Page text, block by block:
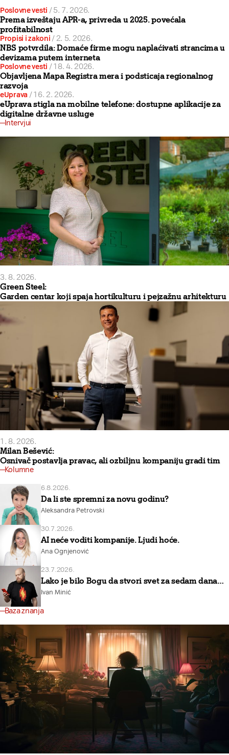
Poslovne vesti /5. 7. 2026.
Prema izveštaju APR-a, privreda u 2025. povećala
profitabilnost
Propisi i zakoni / 2. 5. 2026.
NBS potvrdila: Domaće firme mogu naplaćivati strancima u
devizama putem interneta
Poslovne vesti /18. 4. 2026.
Objavljena Mapa Registra mera i podsticaja regionalnog
razvoja
eUprava /16. 2. 2026.
eUprava stigla na mobilne telefone: dostupne aplikacije za
digitalne državne usluge
Intervjui
3. 8. 2026.
Green Steel:
Garden centar koji spaja hortikulturu i pejzažnu arhitekturu
1. 8. 2026.
Milan Bešević:
Osnivač postavlja pravac, ali ozbiljnu kompaniju gradi tim
Kolumne
6.8.2026.
Da li ste spremni za novu godinu?
Aleksandra Petrovski
30.7.2026.
AI neće voditi kompanije. Ljudi hoće.
Ana Ognjenović
23.7.2026.
Lako je bilo Bogu da stvori svet za sedam dana…
Ivan Minić
Baza znanja